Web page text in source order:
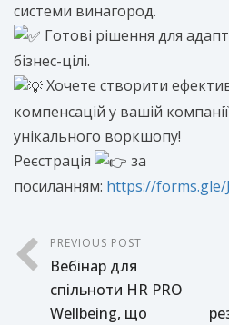
системи винагород.
Готові рішення для
бізнес-цілі.
Хочете створити
компенсацій у вашій
унікального воркшопу!
Реєстрація
за
посиланням: https://forms.gle/
PREVIOUS POST
Вебінар для
спільноти HR PRO
Wellbeing, що